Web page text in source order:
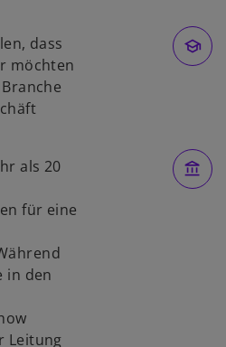
dass
möchten
als 20
für eine
in den
Leitung